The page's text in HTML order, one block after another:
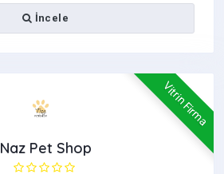
İncele
Vitrin Firma
Naz Pet Shop